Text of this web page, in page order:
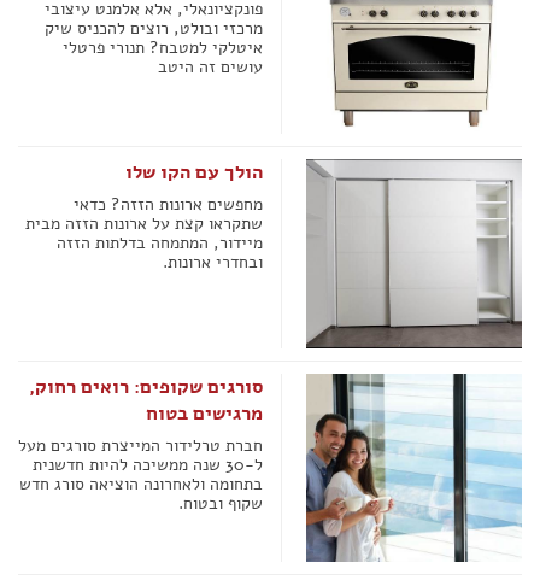
פונקציונאלי, אלא אלמנט עיצובי
מרכזי ובולט, רוצים להכניס שיק
איטלקי למטבח? תנורי פרטלי
עושים זה היטב
הולך עם הקו שלו
מחפשים ארונות הזזה? כדאי
שתקראו קצת על ארונות הזזה מבית
מיידור, המתמחה בדלתות הזזה
ובחדרי ארונות.
סורגים שקופים: רואים רחוק,
מרגישים בטוח
חברת טרלידור המייצרת סורגים מעל
ל-30 שנה ממשיכה להיות חדשנית
בתחומה ולאחרונה הוציאה סורג חדש
שקוף ובטוח.